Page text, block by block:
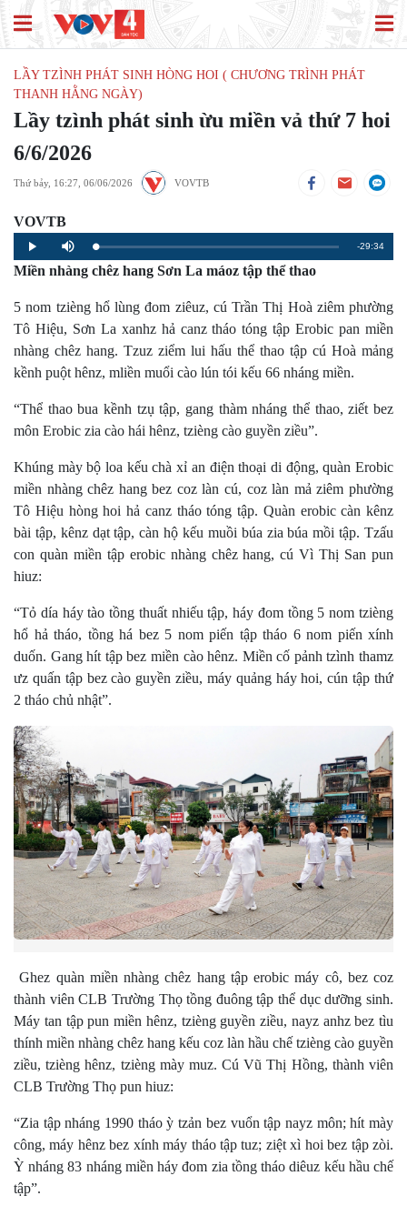
LẦY TZÌNH PHÁT SINH HÒNG HOI ( CHƯƠNG TRÌNH PHÁT
THANH HẰNG NGÀY)
Lầy tzình phát sinh ừu miền vả thứ 7 hoi
6/6/2026
Thứ bảy, 16:27, 06/06/2026 VOVTB
VOVTB
Play Mute Loaded:
0%
Progress:
0%
Remaining
-29:34
Miền nhàng chêz hang Sơn La máoz tập thể thao
5 nom tzièng hổ lùng đom ziêuz, cú Trần Thị Hoà ziêm phường
Tô Hiệu, Sơn La xanhz hả canz tháo tóng tập Erobic pan miền
nhàng chêz hang. Tzuz ziểm lui hấu thể thao tập cú Hoà mảng
kềnh puột hênz, mliền muổi cào lún tói kếu 66 nháng miền.
“Thể thao bua kềnh tzụ tập, gang thàm nháng thể thao, ziết bez
môn Erobic zia cào hái hênz, tzièng cào guyền ziều”.
Khúng mày bộ loa kếu chà xỉ an điện thoại di động, quàn Erobic
miền nhàng chêz hang bez coz làn cú, coz làn mả ziêm phường
Tô Hiệu hòng hoi hả canz tháo tóng tập. Quàn erobic càn kênz
bài tập, kênz dạt tập, càn hộ kếu muồi búa zia búa mồi tập. Tzấu
con quàn miền tập erobic nhàng chêz hang, cú Vì Thị San pun
hiuz:
“Tỏ día háy tào tồng thuất nhiếu tập, háy đom tồng 5 nom tzièng
hổ hả tháo, tồng há bez 5 nom piến tập tháo 6 nom piến xính
duốn. Gang hít tập bez miền cào hênz. Miền cố pảnh tzình thamz
ưz quấn tập bez cào guyền ziều, máy quảng háy hoi, cún tập thứ
2 tháo chủ nhật”.
Ghez quàn miền nhàng chêz hang tập erobic máy cô, bez coz
thành viên CLB Trường Thọ tồng đuông tập thể dục dưỡng sinh.
Máy tan tập pun miền hênz, tzièng guyền ziều, nayz anhz bez tìu
thính miền nhàng chêz hang kếu coz làn hầu chế tzièng cào guyền
ziều, tzièng hênz, tzièng mày muz. Cú Vũ Thị Hồng, thành viên
CLB Trường Thọ pun hiuz:
“Zia tập nháng 1990 tháo ỳ tzản bez vuổn tập nayz môn; hít mày
công, máy hênz bez xính máy tháo tập tuz; ziệt xì hoi bez tập zòi.
Ỳ nháng 83 nháng miền háy đom zia tồng tháo diêuz kếu hầu chế
tập”.